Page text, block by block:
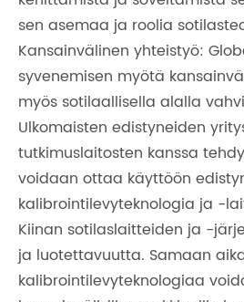
sen asemaa ja roolia
Kansainvälinen yhteistyö:
syvenemisen myötä
myös sotilaallisella alalla
Ulkomaisten edistyneiden
tutkimuslaitosten kanssa
voidaan ottaa käyttöön
kalibrointilevyteknologia ja -
Kiinan sotilaslaitteiden ja -
ja luotettavuutta. Samaan
kalibrointilevyteknologiaa